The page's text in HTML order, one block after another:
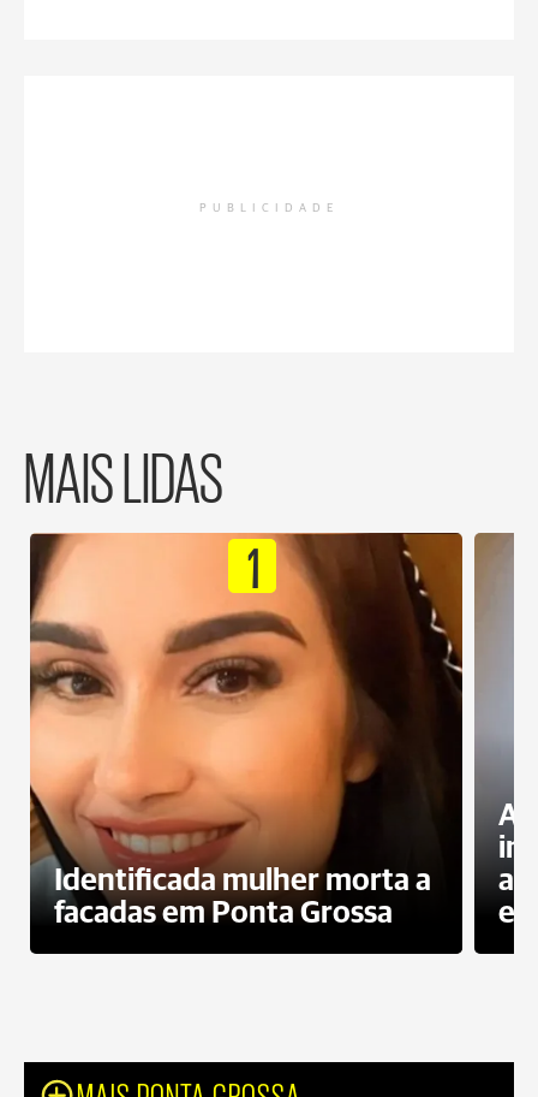
PUBLICIDADE
MAIS LIDAS
1
Identificada mulher morta a
facadas em Ponta Grossa